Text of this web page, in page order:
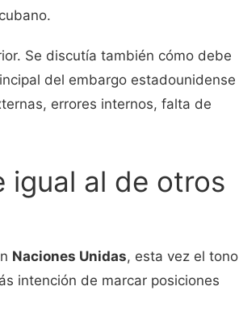
Se discutía también cómo debe
del embargo estadounidense
errores internos, falta de
igual al de otros
Naciones Unidas, esta vez el tono
intención de marcar posiciones